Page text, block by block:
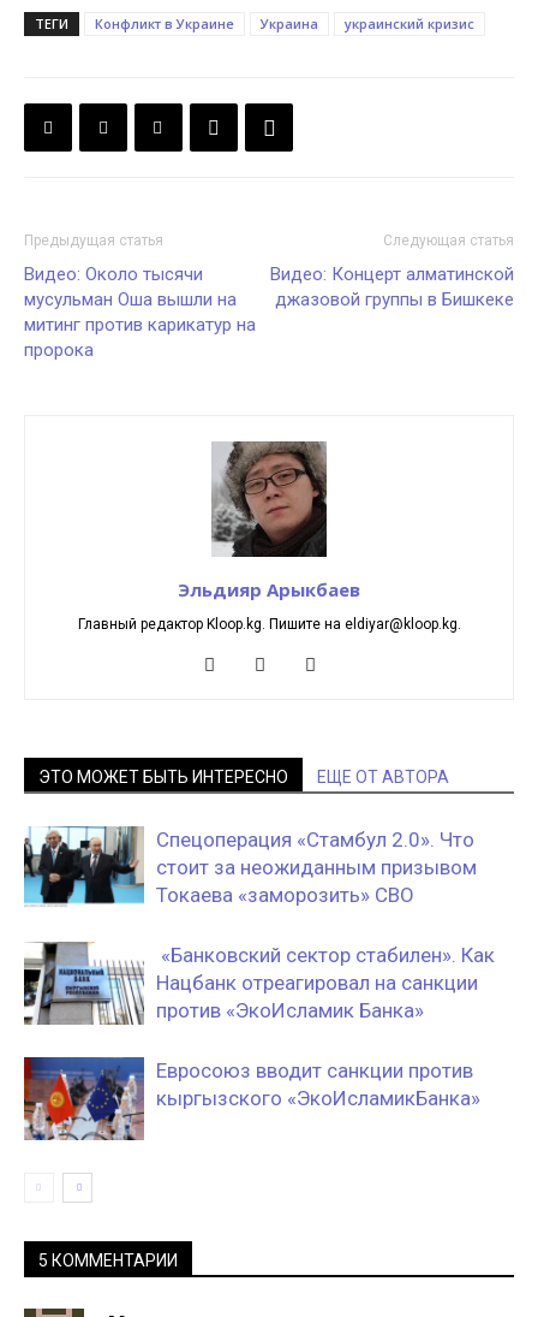
ТЕГИ Конфликт в Украине Украина украинский кризис
Предыдущая статья
Видео: Около тысячи
мусульман Оша вышли на
митинг против карикатур на
пророка
Следующая статья
Видео: Концерт алматинской
джазовой группы в Бишкеке
Эльдияр Арыкбаев
Главный редактор Kloop.kg. Пишите на eldiyar@kloop.kg.
ЭТО МОЖЕТ БЫТЬ ИНТЕРЕСНО ЕЩЕ ОТ АВТОРА
Спецоперация «Стамбул 2.0». Что
стоит за неожиданным призывом
Токаева «заморозить» СВО
«Банковский сектор стабилен». Как
Нацбанк отреагировал на санкции
против «ЭкоИсламик Банка»
Евросоюз вводит санкции против
кыргызского «ЭкоИсламикБанка»
5 КОММЕНТАРИИ